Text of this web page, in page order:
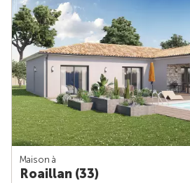
Maison à
Roaillan (33)